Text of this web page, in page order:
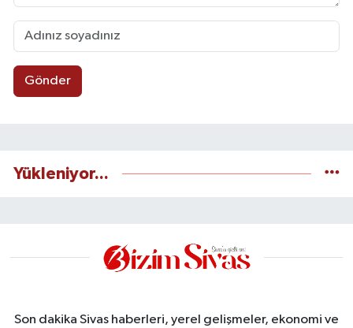
Gönder
Yükleniyor...
Son dakika Sivas haberleri, yerel gelişmeler, ekonomi ve